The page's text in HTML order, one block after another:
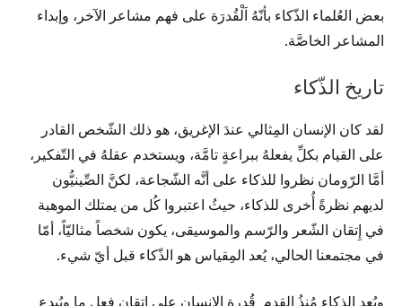
بعض العُلماء الذّكاء بأنّهُ اَلْقُدرَة على فهم مشاعر الآخر، وإبداء
المشاعر الخاصَّة.
تاريخ الذّكاء
لقد كان الإنسان المِثالي عندَ الإغريق، هو ذلك الشّخص القادر
على القيام بكلِّ يفعلهُ ببراعةٍ تامَّة، ويستخدم عقلهُ في التّفكير،
أمَّا الرّومان نظروا للذكاء على أنَّه الشّجاعة، لكنَّ الصِّينيُّون
لديهم نظرةً أُخرى للذكاء، حيثُ اعتبروا كُل من يمتلك الموهبة
في إِتقان الشّعر والرّسم والموسيقى، يكون شخصاً مثاليّاً، أمّا
في مجتمعنا الحالي، يُعد المِقياس هو الذّكاء قبل أيّ شيء.
ويُعد الذكاء مُنذُ القِدم قُدرة الإنسان على إتقان فعلٍ ما ويُبدع